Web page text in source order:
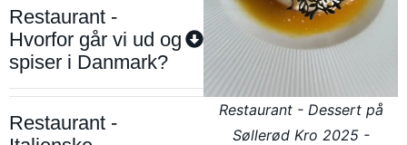
Restaurant -
Hvorfor går vi ud og
spiser i Danmark?
Restaurant -
Restaurant - Dessert på
Søllerød Kro 2025 -